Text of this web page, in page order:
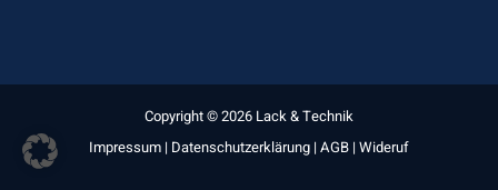
Copyright © 2026 Lack & Technik
Impressum | Datenschutzerklärung | AGB | Wideruf